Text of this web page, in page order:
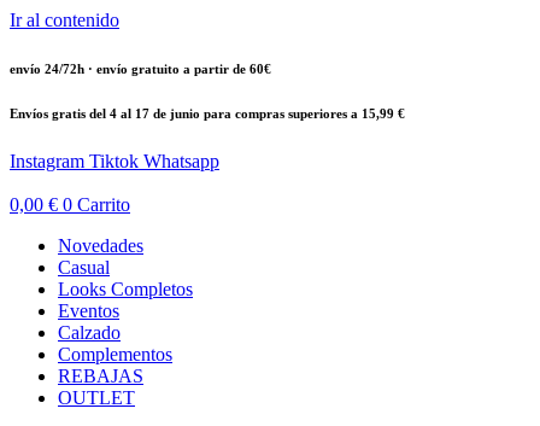
Ir al contenido
envío 24/72h · envío gratuito a partir de 60€
Envíos gratis del 4 al 17 de junio para compras superiores a 15,99 €
Instagram Tiktok Whatsapp
0,00 € 0 Carrito
Novedades
Casual
Looks Completos
Eventos
Calzado
Complementos
REBAJAS
OUTLET